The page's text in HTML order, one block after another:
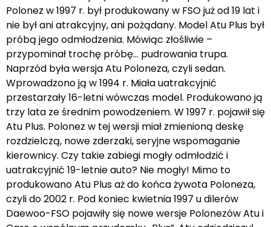
Polonez w 1997 r. był produkowany w FSO już od 19 lat i
nie był ani atrakcyjny, ani pożądany. Model Atu Plus był
próbą jego odmłodzenia. Mówiąc złośliwie –
przypominał trochę próbę… pudrowania trupa.
Naprzód była wersja Atu Poloneza, czyli sedan.
Wprowadzono ją w 1994 r. Miała uatrakcyjnić
przestarzały 16-letni wówczas model. Produkowano ją
trzy lata ze średnim powodzeniem. W 1997 r. pojawił się
Atu Plus. Polonez w tej wersji miał zmienioną deskę
rozdzielczą, nowe zderzaki, seryjne wspomaganie
kierownicy. Czy takie zabiegi mogły odmłodzić i
uatrakcyjnić 19-letnie auto? Nie mogły! Mimo to
produkowano Atu Plus aż do końca żywota Poloneza,
czyli do 2002 r. Pod koniec kwietnia 1997 u dilerów
Daewoo-FSO pojawiły się nowe wersje Polonezów Atu i